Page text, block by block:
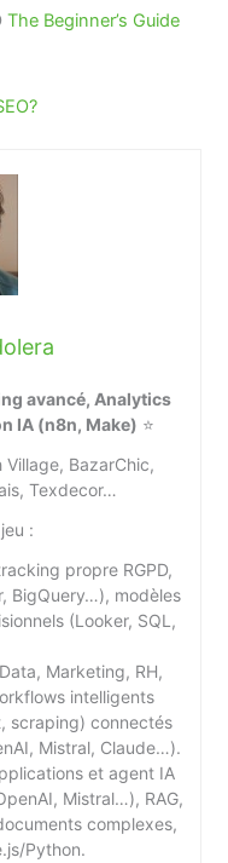
The Beginner’s Guide
avancé, Analytics
IA (n8n, Make) ⭐
Village, BazarChic,
Texdecor…
:
propre RGPD,
BigQuery…), modèles
(Looker, SQL,
Marketing, RH,
intelligents
scraping) connectés
Mistral, Claude…).
et agent IA
Mistral…), RAG,
complexes,
Python.